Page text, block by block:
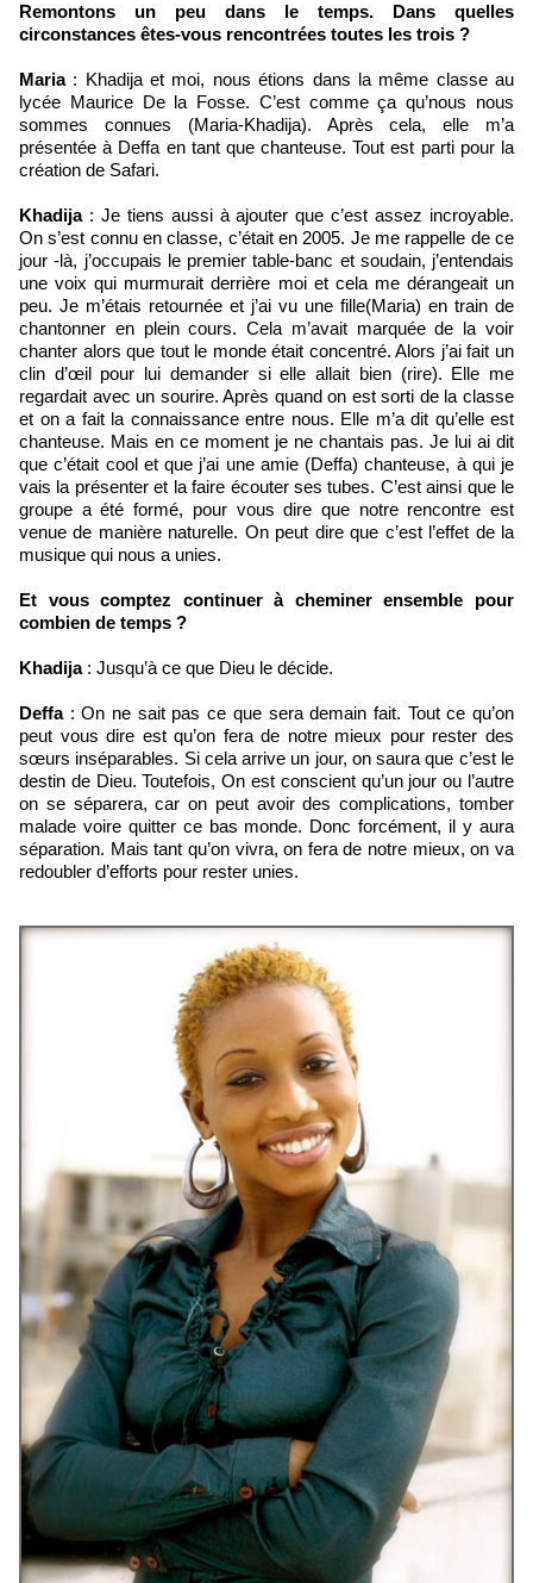
Remontons un peu dans le temps. Dans quelles
circonstances êtes-vous rencontrées toutes les trois ?
Maria : Khadija et moi, nous étions dans la même classe au
lycée Maurice De la Fosse. C’est comme ça qu’nous nous
sommes connues (Maria-Khadija). Après cela, elle m’a
présentée à Deffa en tant que chanteuse. Tout est parti pour la
création de Safari.
Khadija : Je tiens aussi à ajouter que c’est assez incroyable.
On s’est connu en classe, c’était en 2005. Je me rappelle de ce
jour -là, j’occupais le premier table-banc et soudain, j’entendais
une voix qui murmurait derrière moi et cela me dérangeait un
peu. Je m’étais retournée et j’ai vu une fille(Maria) en train de
chantonner en plein cours. Cela m’avait marquée de la voir
chanter alors que tout le monde était concentré. Alors j’ai fait un
clin d’œil pour lui demander si elle allait bien (rire). Elle me
regardait avec un sourire. Après quand on est sorti de la classe
et on a fait la connaissance entre nous. Elle m’a dit qu’elle est
chanteuse. Mais en ce moment je ne chantais pas. Je lui ai dit
que c’était cool et que j’ai une amie (Deffa) chanteuse, à qui je
vais la présenter et la faire écouter ses tubes. C’est ainsi que le
groupe a été formé, pour vous dire que notre rencontre est
venue de manière naturelle. On peut dire que c’est l’effet de la
musique qui nous a unies.
Et vous comptez continuer à cheminer ensemble pour
combien de temps ?
Khadija : Jusqu’à ce que Dieu le décide.
Deffa : On ne sait pas ce que sera demain fait. Tout ce qu’on
peut vous dire est qu’on fera de notre mieux pour rester des
sœurs inséparables. Si cela arrive un jour, on saura que c’est le
destin de Dieu. Toutefois, On est conscient qu’un jour ou l’autre
on se séparera, car on peut avoir des complications, tomber
malade voire quitter ce bas monde. Donc forcément, il y aura
séparation. Mais tant qu’on vivra, on fera de notre mieux, on va
redoubler d’efforts pour rester unies.